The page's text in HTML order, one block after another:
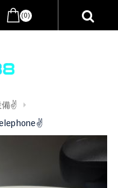
(0)
備✌️